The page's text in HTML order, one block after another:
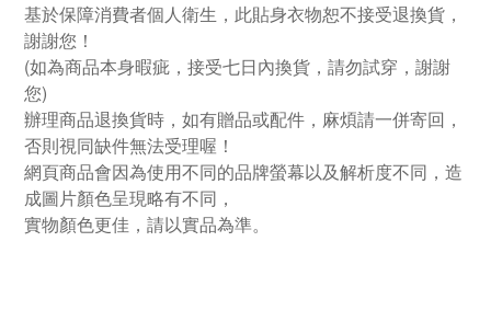
基於保障消費者個人衛生，此貼身衣物恕不接受退換貨，
謝謝您！
(如為商品本身暇疵，接受七日內換貨，請勿試穿，謝謝
您)
辦理商品退換貨時，如有贈品或配件，麻煩請一併寄回，
否則視同缺件無法受理喔！
網頁商品會因為使用不同的品牌螢幕以及解析度不同，造
成圖片顏色呈現略有不同，
實物顏色更佳，請以實品為準。